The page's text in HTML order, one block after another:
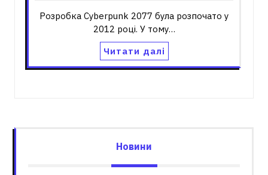
Розробка Cyberpunk 2077 була розпочато у
2012 році. У тому…
Читати далі
Новини